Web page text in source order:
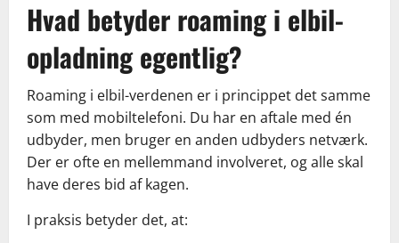
Hvad betyder roaming i elbil-
opladning egentlig?
Roaming i elbil-verdenen er i princippet det samme
som med mobiltelefoni. Du har en aftale med én
udbyder, men bruger en anden udbyders netværk.
Der er ofte en mellemmand involveret, og alle skal
have deres bid af kagen.
I praksis betyder det, at: